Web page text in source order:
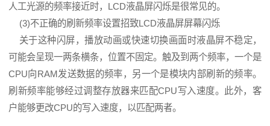
人工光源的频率接近时，LCD液晶屏闪烁是很常见的。
(3)不正确的刷新频率设置招致LCD液晶屏屏幕闪烁
关于这种闪屏，播放动画或快速切换画面时液晶屏不稳定，
可能会呈现一两条横条，位置不固定。触及到两个频率，一个是
CPU向RAM发送数据的频率，另一个是模块内部刷新的频率。
刷新频率能够经过调整存放器来匹配CPU写入速度。此外，客
户能够更改CPU的写入速度，以匹配两者。